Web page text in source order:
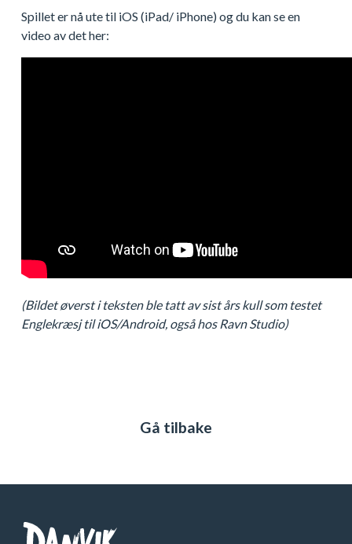
Spillet er nå ute til iOS (iPad/ iPhone) og du kan se en
video av det her:
(Bildet øverst i teksten ble tatt av sist års kull som testet
Englekræsj til iOS/Android, også hos Ravn Studio)
Gå tilbake